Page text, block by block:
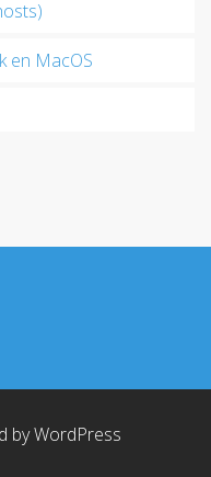
en MacOS
byWordPress